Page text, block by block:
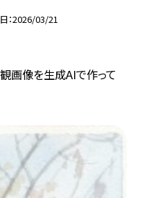
2026/03/21
画像を生成AIで作って